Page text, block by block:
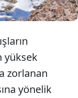
yüksek
zorlanan
yönelik